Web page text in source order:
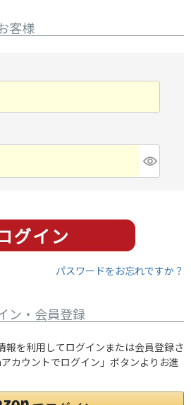
客様
パスワードをお忘れですか？
ン・会員登録
を利用してログインまたは会員登録さ
カウントでログイン」ボタンよりお進